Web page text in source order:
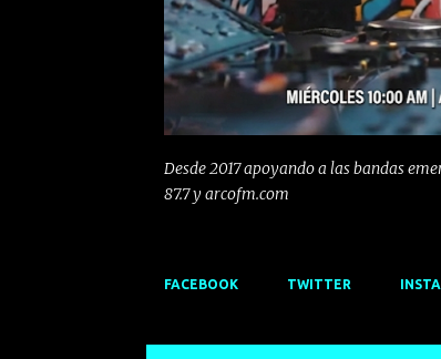
Desde 2017 apoyando a las bandas
87.7 y arcofm.com
FACEBOOK TWITTER